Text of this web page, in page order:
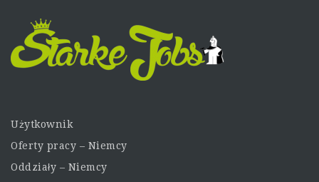
Użytkownik
Oferty pracy – Niemcy
Oddziały – Niemcy